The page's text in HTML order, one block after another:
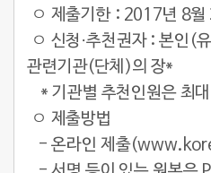
ㅇ 제출기한 : 2017년 8
ㅇ 신청·추천권자 : 본인(
관련기관(단체)의 장*
* 기관별 추천인원은 최
ㅇ 제출방법
- 온라인 제출(